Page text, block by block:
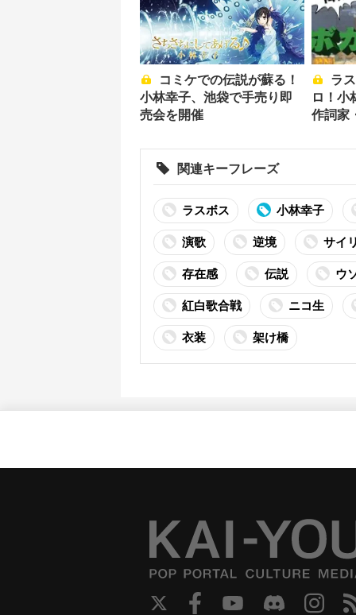
小林幸子、池袋で手売り即
売会を開催
ロ！小
作詞家
関連キーフレーズ
ラスボス 小林幸子
演歌 逆境 サイ
存在感 伝説 ウ
紅白歌合戦 ニコ生
衣装 架け橋